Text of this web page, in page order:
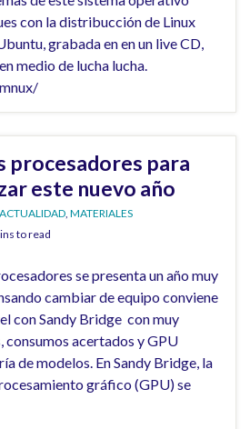
con la distribucción de Linux
grabada en en un live CD,
medio de lucha lucha.
procesadores para
este nuevo año
ACTUALIDAD MATERIALES
to read
se presenta un año muy
cambiar de equipo conviene
con Sandy Bridge con muy
consumos acertados y GPU
de modelos. En Sandy Bridge, la
gráfico (GPU) se